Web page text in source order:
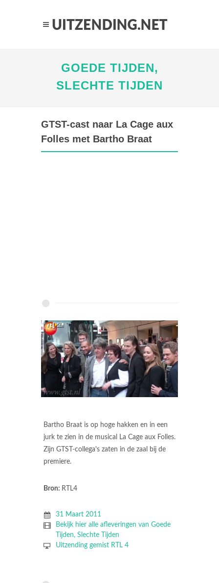
GOEDE TIJDEN,
SLECHTE TIJDEN
GTST-cast naar La Cage aux
Folles met Bartho Braat
Bartho Braat is op hoge hakken en in een
jurk te zien in de musical La Cage aux Folles.
Zijn GTST-collega's zaten in de zaal bij de
premiere.
Bron: RTL4
31 Maart 2011
Bekijk hier alle afleveringen van Goede
Tijden, Slechte Tijden
Uitzending gemist RTL 4